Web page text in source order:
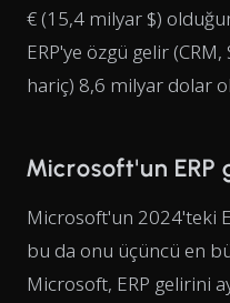
€ (15,4 milyar $)
ERP'ye özgü gelir
hariç) 8,6 milyar dolar
Microsoft'un ERP
Microsoft'un 2024'teki
bu da onu üçüncü en
Microsoft, ERP gelirini